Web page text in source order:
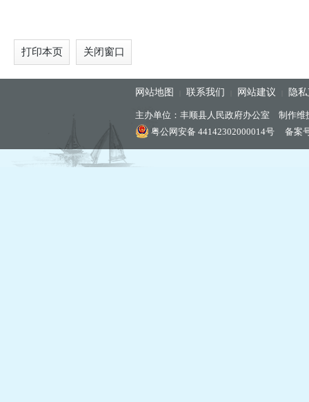
打印本页 关闭窗口
网站地图 联系我们 网站建议 隐
主办单位：丰顺县人民政府办公室 制作维
粤公网安备 44142302000014号
备案